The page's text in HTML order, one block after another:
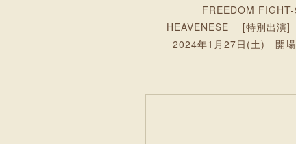
FREEDOM
HEAVENESE [特別出
2024年1月27日(土) 開